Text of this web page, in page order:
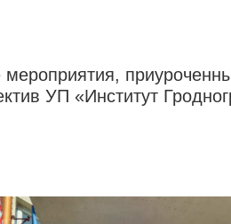
мероприятия,
УП «Институт